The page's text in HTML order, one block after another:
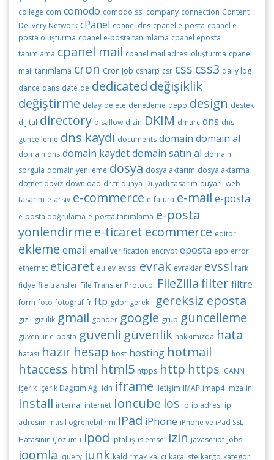
college com comodo comodo ssl company connection Content
Delivery Network cPanel cpanel dns cpanel e-posta cpanel e-
posta oluşturma cpanel e-posta tanımlama cpanel eposta
tanımlama cpanel mail cpanel mail adresi oluşturma cpanel
mail tanımlama cron Cron Job csharp csr css css3 daily log
dance dans date de dedicated değişiklik
değiştirme delay delete denetleme depo design destek
dijital directory disallow dizin DKIM dmarc dns dns
güncelleme dns kaydı documents domain domain al
domain dns domain kaydetdomain satın al domain
sorgula domain yenileme dosya dosya aktarım dosya aktarma
dotnet döviz download dr.tr dünya Duyarlı tasarım duyarlı web
tasarım e-arsiv e-commerce e-fatura e-mail e-posta
e-posta doğrulama e-posta tanımlama e-posta
yönlendirme e-ticaret ecommerce editor
ekleme email email verification encrypt eposta epp error
ethernet eticaret eu ev ev ssl evrak evraklar evssl fark
fidye file transfer File Transfer Protocol FileZillafilterfiltre
form foto fotoğraf fr ftp gdpr gerekli gereksiz eposta
gizli gizlilik gmail gönder google grup güncelleme
güvenilir e-posta güvenli güvenlik hakkımızda hata
hatası hazır hesap host hosting hotmail
htaccess html html5 htpps http https ICANN
içerik İçerik Dağıtım Ağı idn iframe iletişim IMAP imap4 imza ini
install internal internet Ioncube ios ip ip adresi ip
adresimi nasıl öğrenebilirim iPad iPhone iPhone ve iPad SSL
Hatasının Çözümü ipod iptal iş islemsel izin javascript jobs
joomla jquery junk kaldırmak kalıcı karaliste kargo kategori